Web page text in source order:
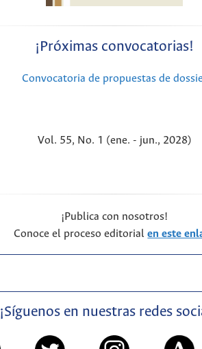
¡Próximas convocatorias!
Convocatoria de propuestas de
Vol. 55, No. 1 (ene. - jun., 2028)
¡Publica con nosotros!
Conoce el proceso editorialen este
¡Síguenos en nuestras redes